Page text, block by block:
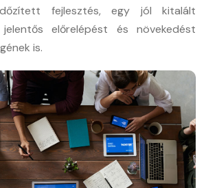
fejlesztés, egy jól kitalált
előrelépést és növekedést
is.